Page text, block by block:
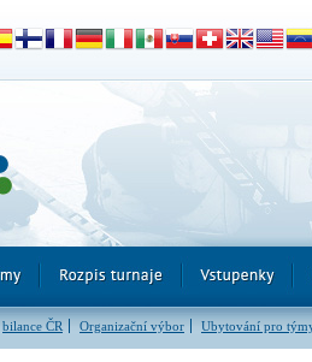
bilance ČR Organizační výbor Ubytování pro